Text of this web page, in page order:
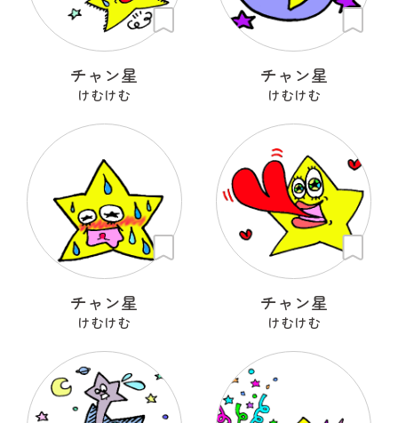
チャン星
けむけむ
チャン星
けむけむ
チャン星
けむけむ
チャン星
けむけむ